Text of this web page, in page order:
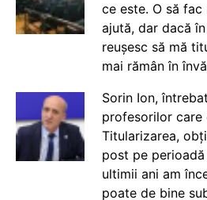
ce este. O să
ajută, dar dacă
reușesc să mă
mai rămân în
Sorin Ion,
profesorilor care
Titularizarea,
post pe
ultimii ani am
poate de bine